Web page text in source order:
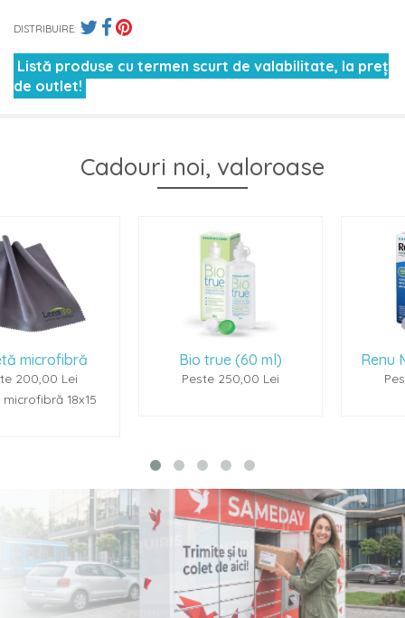
DISTRIBUIRE:
Listă produse cu termen scurt de valabilitate, la preț
de outlet!
Cadouri noi, valoroase
Bio true (60 ml)
Peste 250,00 Lei
Renu Multiplus
Peste 250,00 Lei